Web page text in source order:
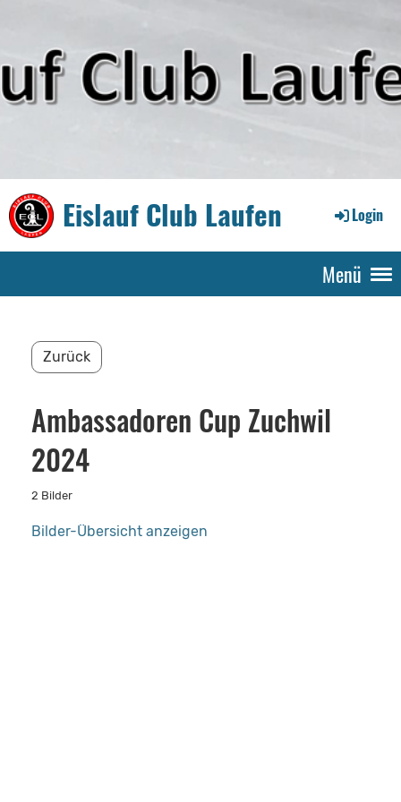
Eislauf Club Laufen Login
Menü
Zurück
Ambassadoren Cup Zuchwil
2024
2 Bilder
Bilder-Übersicht anzeigen